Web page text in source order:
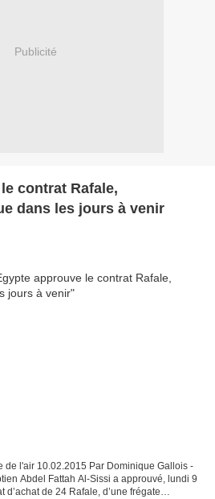
Publicité
contrat Rafale,
dans les jours à venir
Abdel Fattah Al-Sissi a approuvé, lundi 9
de 24 Rafale, d’une frégate